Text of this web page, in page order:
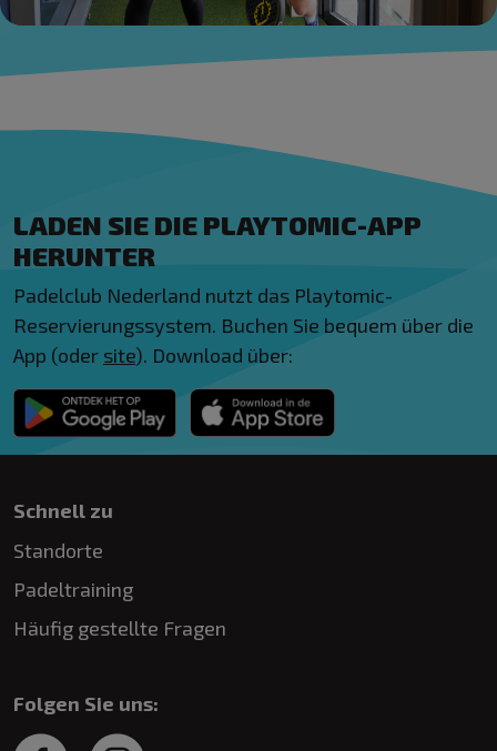
LADEN SIE DIE PLAYTOMIC-APP
HERUNTER
Padelclub Nederland nutzt das Playtomic-
Reservierungssystem. Buchen Sie bequem über die
App (oder site). Download über:
Schnell zu
Standorte
Padeltraining
Häufig gestellte Fragen
Folgen Sie uns: